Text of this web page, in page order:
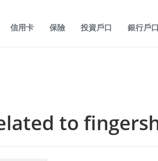
信用卡 保險 投資戶口 銀行戶口
to